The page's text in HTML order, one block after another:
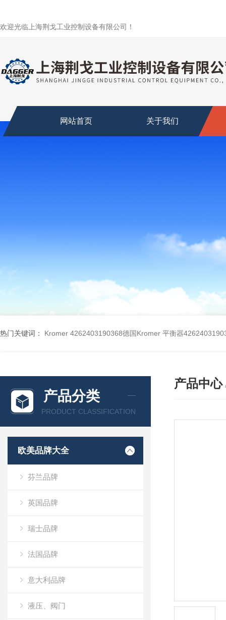
欢迎光临上海荆戈工业控制设备有限公司！
网站首页 关于我们
热门关键词： Kromer 4262403190368德国Kromer 平衡器
产品分类
PRODUCT CLASSIFICATION
欧美品牌大全
芬兰品牌
英国品牌
瑞士品牌
法国品牌
意大利品牌
液压、阀门
产品中心